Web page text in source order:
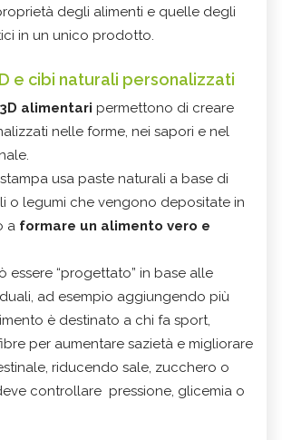
degli alimenti e quelle degli
in un unico prodotto.
e cibi naturali personalizzati
alimentari permettono di creare
nelle forme, nei sapori e nel
usa paste naturali a base di
o legumi che vengono depositate in
a formare un alimento vero e
essere “progettato” in base alle
ad esempio aggiungendo più
è destinato a chi fa sport,
per aumentare sazietà e migliorare
riducendo sale, zucchero o
controllare pressione, glicemia o